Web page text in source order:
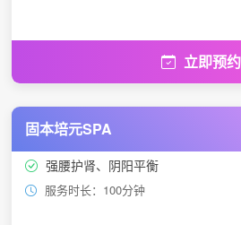
立即预约
固本培元SPA
强腰护肾、阴阳平衡
服务时长：100分钟